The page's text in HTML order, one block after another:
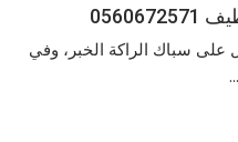
على سباك الراكة الخبر، وفي